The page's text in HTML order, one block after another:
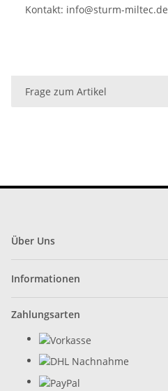
Kontakt: info@sturm-miltec.de
Frage zum Artikel
Über Uns
Informationen
Zahlungsarten